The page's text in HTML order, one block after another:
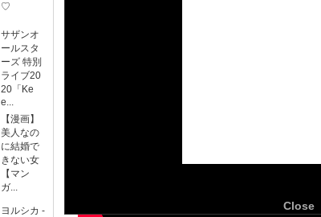
♡
サザンオ
ールスタ
ーズ 特別
ライブ20
20「Ke
e...
【漫画】
美人なの
に結婚で
きない女
【マン
ガ...
ヨルシカ -
Close